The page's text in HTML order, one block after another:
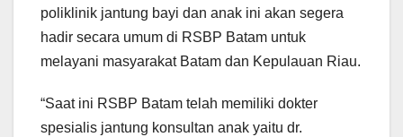
poliklinik jantung bayi dan anak ini akan segera
hadir secara umum di RSBP Batam untuk
melayani masyarakat Batam dan Kepulauan Riau.
“Saat ini RSBP Batam telah memiliki dokter
spesialis jantung konsultan anak yaitu dr.